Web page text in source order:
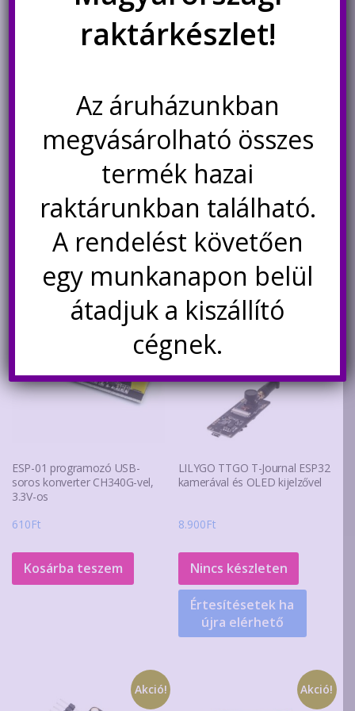
RGB LED szalag egyedileg
vezérelhető WS2811,
Nincs készleten
Értesítésetek ha
újra elérhető
Kapcsolódó termékek
ESP-01 programozó USB-
soros konverter CH340G-vel,
3.3V-os
610Ft
Kosárba teszem
LILYGO TTGO T-Journal ESP32
kamerával és OLED kijelzővel
8.900Ft
Nincs készleten
Értesítésetek ha
újra elérhető
Akció! Akció!
raktárkészlet!
Az áruházunkban
megvásárolható összes
termék hazai
raktárunkban található.
A rendelést követően
egy munkanapon belül
átadjuk a kiszállító
cégnek.